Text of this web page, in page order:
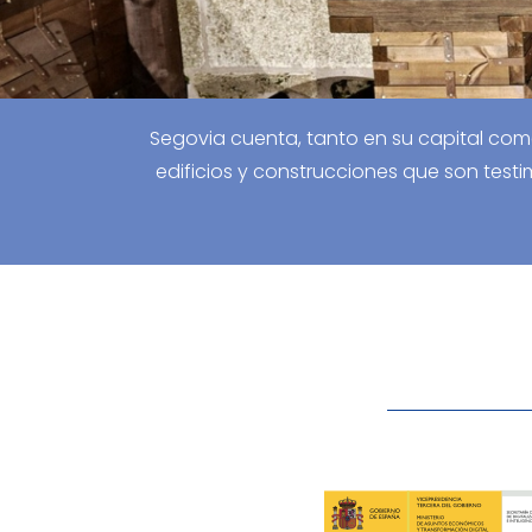
Segovia cuenta, tanto en su capital
edificios y construcciones que son